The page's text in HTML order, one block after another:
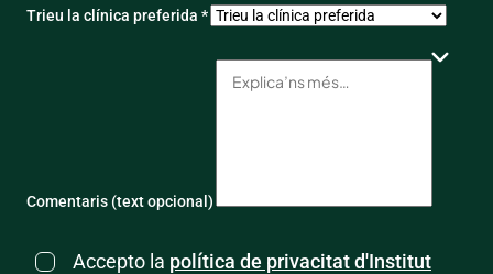
Trieu la clínica preferida *
Comentaris (text opcional)
Accepto la política de privacitat d'Institut